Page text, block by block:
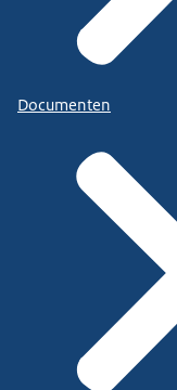
Documenten